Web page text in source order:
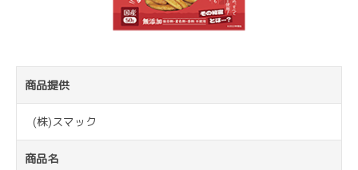
商品提供
(株)スマック
商品名